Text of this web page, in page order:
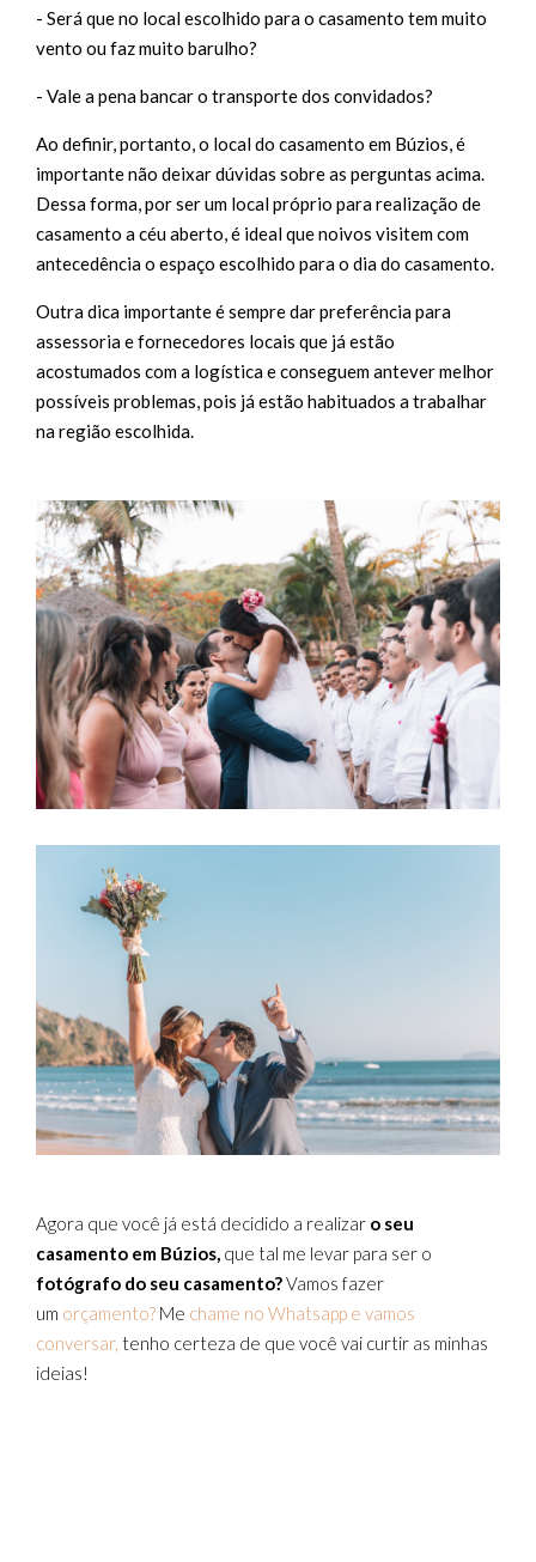
- Será que no local escolhido para o casamento tem muito
vento ou faz muito barulho?
- Vale a pena bancar o transporte dos convidados?
Ao definir, portanto, o local do casamento em Búzios, é
importante não deixar dúvidas sobre as perguntas acima.
Dessa forma, por ser um local próprio para realização de
casamento a céu aberto, é ideal que noivos visitem com
antecedência o espaço escolhido para o dia do casamento.
Outra dica importante é sempre dar preferência para
assessoria e fornecedores locais que já estão
acostumados com a logística e conseguem antever melhor
possíveis problemas, pois já estão habituados a trabalhar
na região escolhida.
Agora que você já está decidido a realizar o seu
casamento em Búzios, que tal me levar para ser o
fotógrafo do seu casamento?Vamos fazer
um orçamento? Me chame no Whatsapp e vamos
conversar, tenho certeza de que você vai curtir as minhas
ideias!